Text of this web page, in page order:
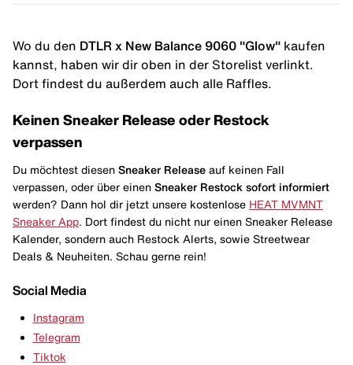
Wo du den DTLR x New Balance 9060 "Glow" kaufen
kannst, haben wir dir oben in der Storelist verlinkt.
Dort findest du außerdem auch alle Raffles.
Keinen Sneaker Release oder Restock
verpassen
Du möchtest diesen Sneaker Release auf keinen Fall
verpassen, oder über einen Sneaker Restock sofort informiert
werden? Dann hol dir jetzt unsere kostenlose HEAT MVMNT
Sneaker App . Dort findest du nicht nur einen Sneaker Release
Kalender, sondern auch Restock Alerts, sowie Streetwear
Deals & Neuheiten. Schau gerne rein!
Social Media
Instagram
Telegram
Tiktok